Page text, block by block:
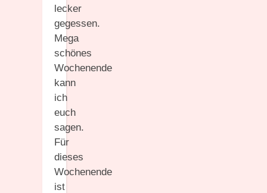
lecker
gegessen.
Mega
schönes
Wochenende
kann
ich
euch
sagen.
Für
dieses
Wochenende
ist